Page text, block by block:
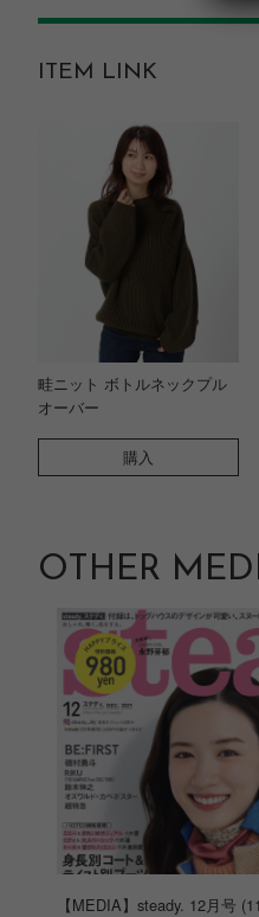
ITEM LINK
畦ニット ボトルネックプル
オーバー
購入
OTHER
【MEDIA】steady. 12月号